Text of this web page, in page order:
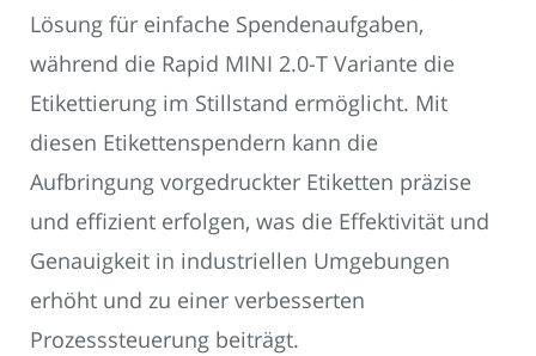
Lösung für einfache Spendenaufgaben,
während die Rapid MINI 2.0-T Variante die
Etikettierung im Stillstand ermöglicht. Mit
diesen Etikettenspendern kann die
Aufbringung vorgedruckter Etiketten präzise
und effizient erfolgen, was die Effektivität und
Genauigkeit in industriellen Umgebungen
erhöht und zu einer verbesserten
Prozesssteuerung beiträgt.